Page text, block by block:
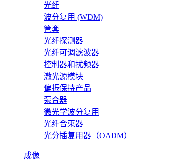
光纤
波分复用 (WDM)
管套
光纤探测器
光纤可调滤波器
控制器和扰频器
激光源模块
偏振保持产品
泵合器
微光学波分复用
光纤合束器
光分插复用器（OADM）
成像